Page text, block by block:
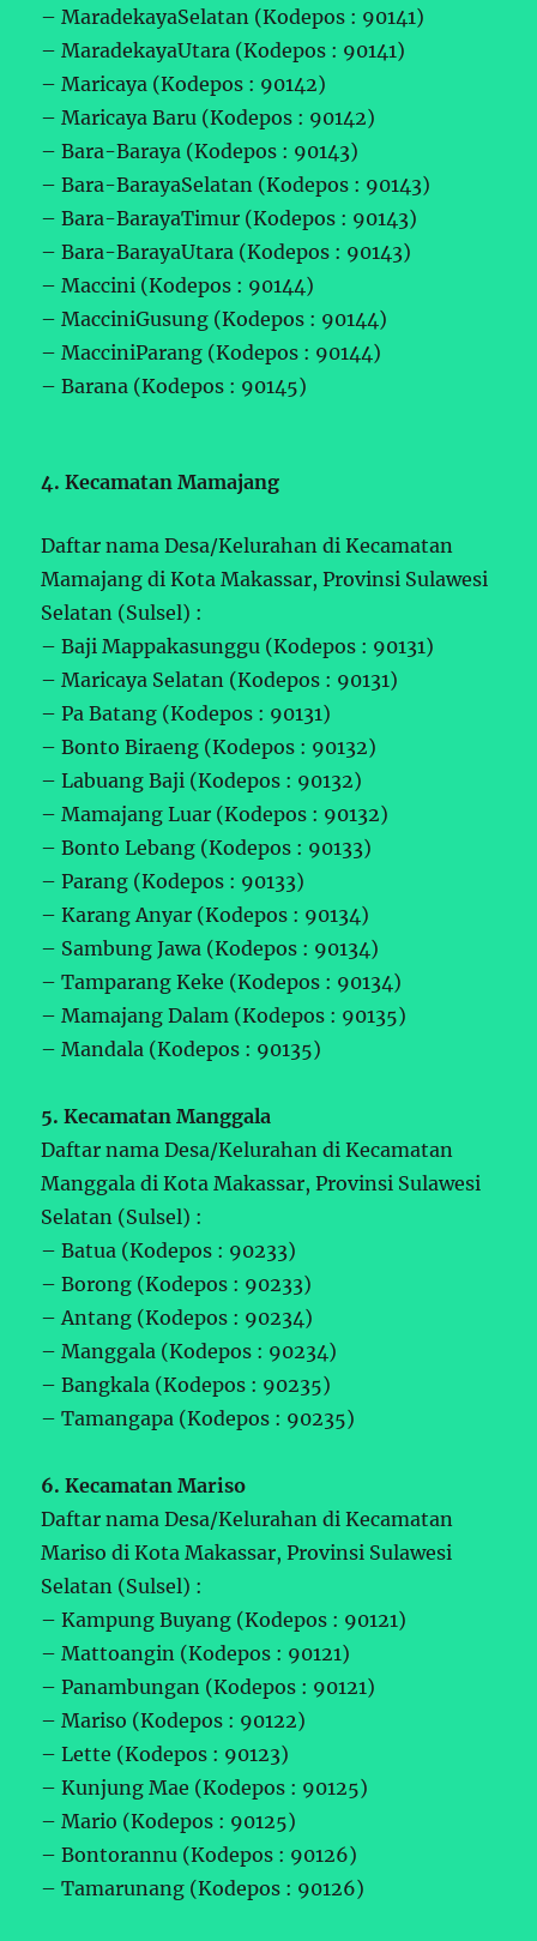
– MaradekayaSelatan (Kodepos : 90141)
– MaradekayaUtara (Kodepos : 90141)
– Maricaya (Kodepos : 90142)
– Maricaya Baru (Kodepos : 90142)
– Bara-Baraya (Kodepos : 90143)
– Bara-BarayaSelatan (Kodepos : 90143)
– Bara-BarayaTimur (Kodepos : 90143)
– Bara-BarayaUtara (Kodepos : 90143)
– Maccini (Kodepos : 90144)
– MacciniGusung (Kodepos : 90144)
– MacciniParang (Kodepos : 90144)
– Barana (Kodepos : 90145)
4. Kecamatan Mamajang
Daftar nama Desa/Kelurahan di Kecamatan
Mamajang di Kota Makassar, Provinsi Sulawesi
Selatan (Sulsel) :
– Baji Mappakasunggu (Kodepos : 90131)
– Maricaya Selatan (Kodepos : 90131)
– Pa Batang (Kodepos : 90131)
– Bonto Biraeng (Kodepos : 90132)
– Labuang Baji (Kodepos : 90132)
– Mamajang Luar (Kodepos : 90132)
– Bonto Lebang (Kodepos : 90133)
– Parang (Kodepos : 90133)
– Karang Anyar (Kodepos : 90134)
– Sambung Jawa (Kodepos : 90134)
– Tamparang Keke (Kodepos : 90134)
– Mamajang Dalam (Kodepos : 90135)
– Mandala (Kodepos : 90135)
5. Kecamatan Manggala
Daftar nama Desa/Kelurahan di Kecamatan
Manggala di Kota Makassar, Provinsi Sulawesi
Selatan (Sulsel) :
– Batua (Kodepos : 90233)
– Borong (Kodepos : 90233)
– Antang (Kodepos : 90234)
– Manggala (Kodepos : 90234)
– Bangkala (Kodepos : 90235)
– Tamangapa (Kodepos : 90235)
6. Kecamatan Mariso
Daftar nama Desa/Kelurahan di Kecamatan
Mariso di Kota Makassar, Provinsi Sulawesi
Selatan (Sulsel) :
– Kampung Buyang (Kodepos : 90121)
– Mattoangin (Kodepos : 90121)
– Panambungan (Kodepos : 90121)
– Mariso (Kodepos : 90122)
– Lette (Kodepos : 90123)
– Kunjung Mae (Kodepos : 90125)
– Mario (Kodepos : 90125)
– Bontorannu (Kodepos : 90126)
– Tamarunang (Kodepos : 90126)